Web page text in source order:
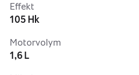
Parkeringssensorer
Dragkrok
Effekt
105 Hk
Motorvolym
1,6 L